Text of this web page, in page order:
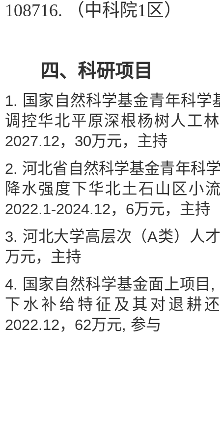
108716.
（中科院1 区）
四、科研项目
1. 国家自然科学基金青年科学
调控华北平原深根杨树人工
2027.12，30万元，主持
2. 河北省自然科学基金青年科
降水强度下华北土石山区小
2022.1-2024.12，6万元，主持
3. 河北大学高层次（A类）人
万元，主持
4. 国家自然科学基金面上项目
下水补给特征及其对退耕
2022.12，62万元, 参与